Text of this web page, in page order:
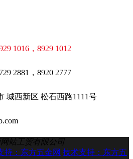
1016 ，8929 1012
2881，8920 2777
城西新区 松石西路1111号
站工贸有限公司
持：东方五金网 技术支持：东方五